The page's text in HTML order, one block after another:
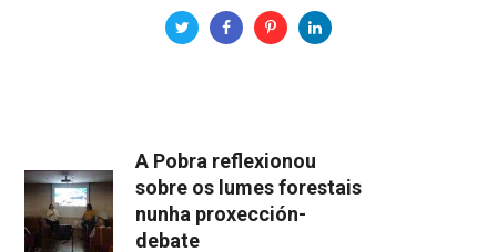
A Pobra reflexionou
sobre os lumes forestais
nunha proxección-
debate